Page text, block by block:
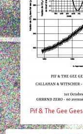
Pif& The Gee Gees